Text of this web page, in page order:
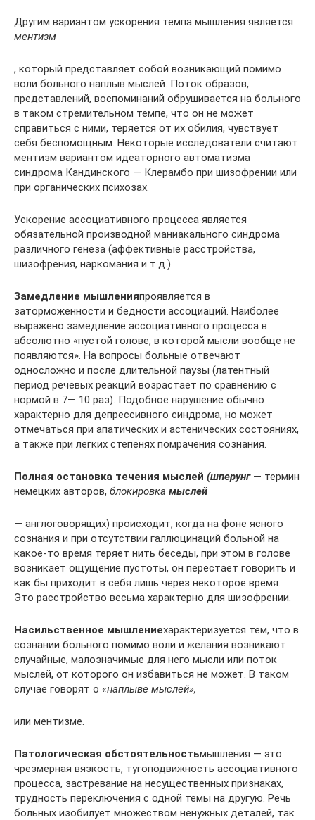
Другим вариантом ускорения темпа мышления является
ментизм
, который представляет собой возникающий по­мимо
воли больного наплыв мыслей. Поток образов,
представле­ний, воспоминаний обрушивается на больного
в таком стреми­тельном темпе, что он не может
справиться с ними, теряется от их обилия, чувствует
себя беспомощным. Некоторые исследовате­ли считают
ментизм вариантом идеаторного автоматизма
синдрома Кандинского — Клерамбо при шизофрении или
при органиче­ских психозах.
Ускорение ассоциативного процесса является
обязательной производной маниакального синдрома
различного генеза (аффек­тивные расстройства,
шизофрения, наркомания и т.д.).
Замедление мышленияпроявляется в
заторможенности и бед­ности ассоциаций. Наиболее
выражено замедление ассоциативного процесса в
абсолютно «пустой голове, в которой мысли вооб­ще не
появляются». На вопросы больные отвечают
односложно и после длительной паузы (латентный
период речевых реакций воз­растает по сравнению с
нормой в 7— 10 раз). Подобное наруше­ние обычно
характерно для депрессивного синдрома, но может
отмечаться при апатических и астенических состояниях,
а также при легких степенях помрачения сознания.
Полная остановка течения мыслей (шперунг— термин
немецких авторов, блокировка мыслей
— англоговорящих) происходит, ког­да на фоне ясного
сознания и при отсутствии галлюцинаций боль­ной на
какое-то время теряет нить беседы, при этом в голове
возникает ощущение пустоты, он перестает говорить и
как бы приходит в себя лишь через некоторое время.
Это расстройство весьма характерно для шизофрении.
Насильственное мышлениехарактеризуется тем, что в
сознании больного помимо воли и желания возникают
случайные, мало­значимые для него мысли или поток
мыслей, от которого он из­бавиться не может. В таком
случае говорят о «наплыве мыслей»,
или ментизме.
Патологическая обстоятельностьмышления — это
чрезмерная вязкость, тугоподвижность ассоциативного
процесса, застревание на несущественных признаках,
трудность переключения с одной темы на другую. Речь
больных изобилует множеством ненужных деталей, так